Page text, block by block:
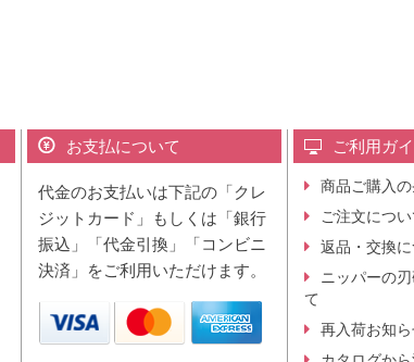
お支払について
代金のお支払いは下記の「クレ
ジットカード」もしくは「銀行
振込」「代金引換」「コンビニ
決済」をご利用いただけます。
ご利用ガ
商品ご購入
ご注文につい
返品・交換
ニッパーの
て
再入荷お知